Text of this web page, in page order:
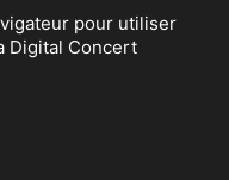
pour utiliser
Digital Concert